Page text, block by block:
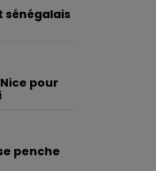
sénégalais
pour
penche